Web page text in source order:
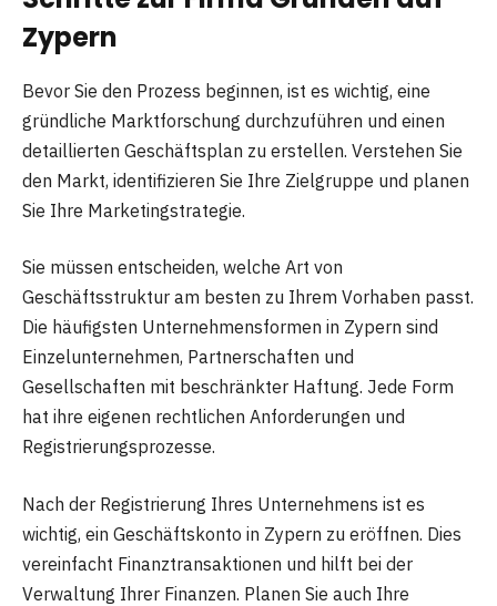
Zypern
Bevor Sie den Prozess beginnen, ist es wichtig, eine
gründliche Marktforschung durchzuführen und einen
detaillierten Geschäftsplan zu erstellen. Verstehen Sie
den Markt, identifizieren Sie Ihre Zielgruppe und planen
Sie Ihre Marketingstrategie.
Sie müssen entscheiden, welche Art von
Geschäftsstruktur am besten zu Ihrem Vorhaben passt.
Die häufigsten Unternehmensformen in Zypern sind
Einzelunternehmen, Partnerschaften und
Gesellschaften mit beschränkter Haftung. Jede Form
hat ihre eigenen rechtlichen Anforderungen und
Registrierungsprozesse.
Nach der Registrierung Ihres Unternehmens ist es
wichtig, ein Geschäftskonto in Zypern zu eröffnen. Dies
vereinfacht Finanztransaktionen und hilft bei der
Verwaltung Ihrer Finanzen. Planen Sie auch Ihre